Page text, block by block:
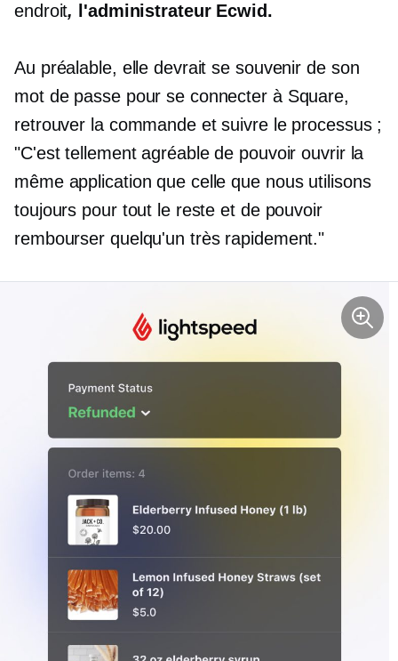
endroit, l'administrateur Ecwid.
Au préalable, elle devrait se souvenir de son
mot de passe pour se connecter à Square,
retrouver la commande et suivre le processus ;
"C'est tellement agréable de pouvoir ouvrir la
même application que celle que nous utilisons
toujours pour tout le reste et de pouvoir
rembourser quelqu'un très rapidement."